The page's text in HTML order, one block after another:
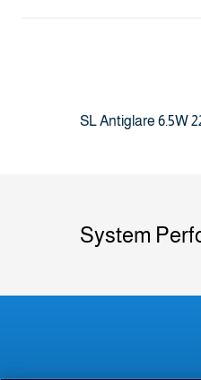
SL Antiglare 6.5W
System